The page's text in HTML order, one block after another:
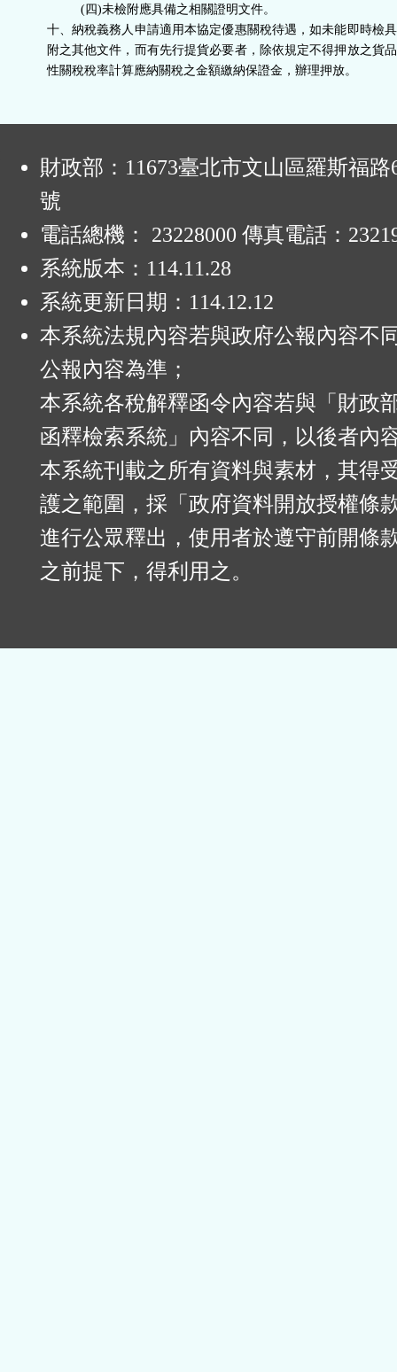
(四)未檢附應具備之相關證明文件。
十、納稅義務人申請適用本協定優惠關稅待遇，如未能即時檢
附之其他文件，而有先行提貨必要者，除依規定不得押放之貨
性關稅稅率計算應納關稅之金額繳納保證金，辦理押放。
財政部：11673臺北市文山區羅斯福路
號
電話總機： 23228000 傳真電話：
系統版本： 114.11.28
系統更新日期： 114.12.12
本系統法規內容若與政府公報內容不
公報內容為準；
本系統各稅解釋函令內容若與「財政
函釋檢索系統」內容不同，以後者內
本系統刊載之所有資料與素材，其得
護之範圍，採「政府資料開放授權條
進行公眾釋出，使用者於遵守前開條
之前提下，得利用之。